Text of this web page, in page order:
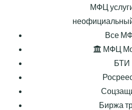
МФЦ
Все
МФЦ
БТИ
Биржа